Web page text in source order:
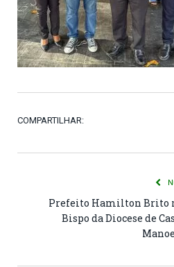
COMPARTILHAR:
Prefeito Hamilton Brito
Bispo da Diocese de